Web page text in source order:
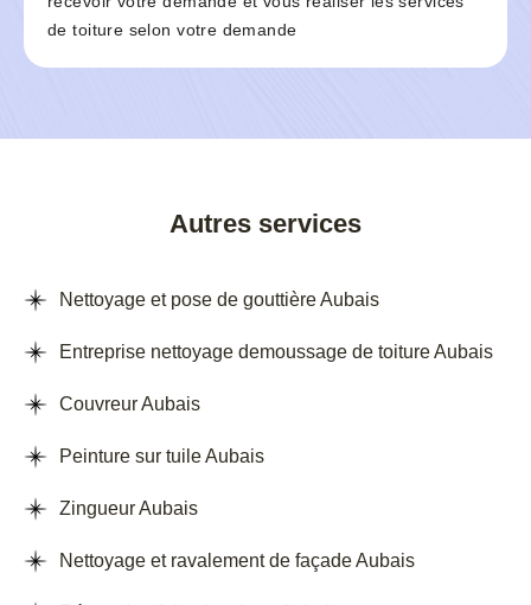
de toiture selon votre demande
Autres services
Nettoyage et pose de gouttière Aubais
Entreprise nettoyage demoussage de toiture Aubais
Couvreur Aubais
Peinture sur tuile Aubais
Zingueur Aubais
Nettoyage et ravalement de façade Aubais